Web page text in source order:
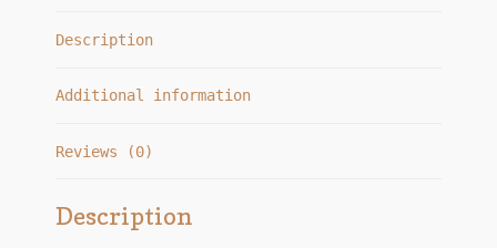
Description
Additional information
Reviews (0)
Description